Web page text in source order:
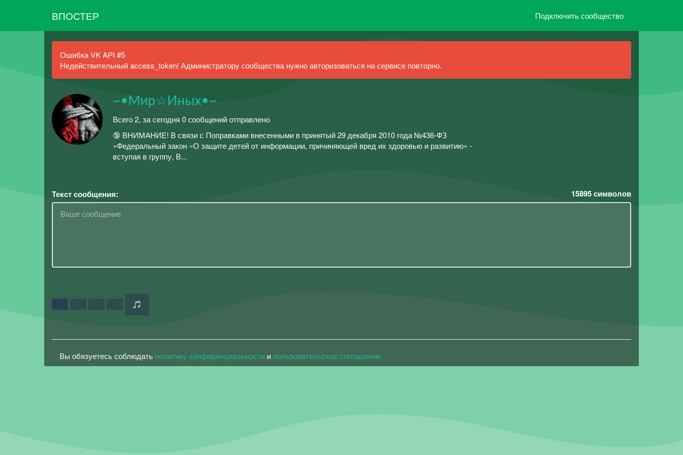
ВПОСТЕР Подключить сообщество
Ошибка VK API #5
Недействительный access_token! Администратору сообщества нужно авторизоваться на сервисе повторно.
~•Мир☆Иных•~
Всего 2, за сегодня 0 сообщений отправлено
🔞 ВНИМАНИЕ! В связи с Поправками внесенными в принятый 29 декабря 2010 года №436-ФЗ
«Федеральный закон «О защите детей от информации, причиняющей вред их здоровью и развитию» -
вступая в группу, В...
Текст сообщения: 15895символов
Вы обязуетесь соблюдать политику конфиденциальности и пользовательское соглашение